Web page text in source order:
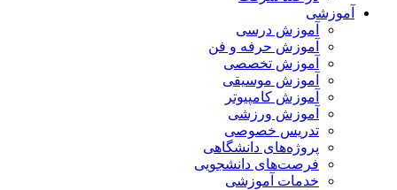
آموزش درسی
آموزش حرفه و فن
آموزش تخصصی
آموزش موسیقی
آموزش کامپیوتر
آموزش ورزشی
تدریس خصوصی
پروژه‌های دانشگاهی
فرصت‌های دانشجویی
خدمات آموزشی